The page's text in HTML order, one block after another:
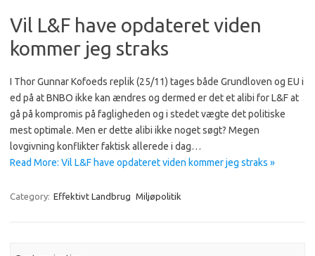
Vil L&F have opdateret viden
kommer jeg straks
I Thor Gunnar Kofoeds replik (25/11) tages både Grundloven og EU i
ed på at BNBO ikke kan ændres og dermed er det et alibi for L&F at
gå på kompromis på fagligheden og i stedet vægte det politiske
mest optimale. Men er dette alibi ikke noget søgt? Megen
lovgivning konflikter faktisk allerede i dag…
Read More: Vil L&F have opdateret viden kommer jeg straks »
Category: Effektivt Landbrug Miljøpolitik